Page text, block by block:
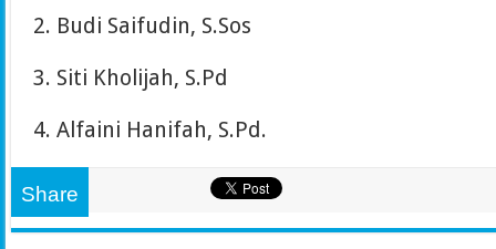
2. Budi Saifudin, S.Sos
3. Siti Kholijah, S.Pd
4. Alfaini Hanifah, S.Pd.
Share